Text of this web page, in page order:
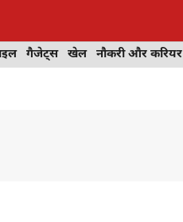
गैजेट्स खेल नौकरी और करियर